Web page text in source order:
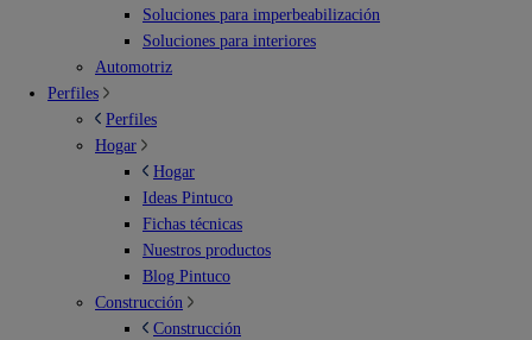
Soluciones para imperbeabilización
Soluciones para interiores
Automotriz
Perfiles
Perfiles
Hogar
Hogar
Ideas Pintuco
Fichas técnicas
Nuestros productos
Blog Pintuco
Construcción
Construcción